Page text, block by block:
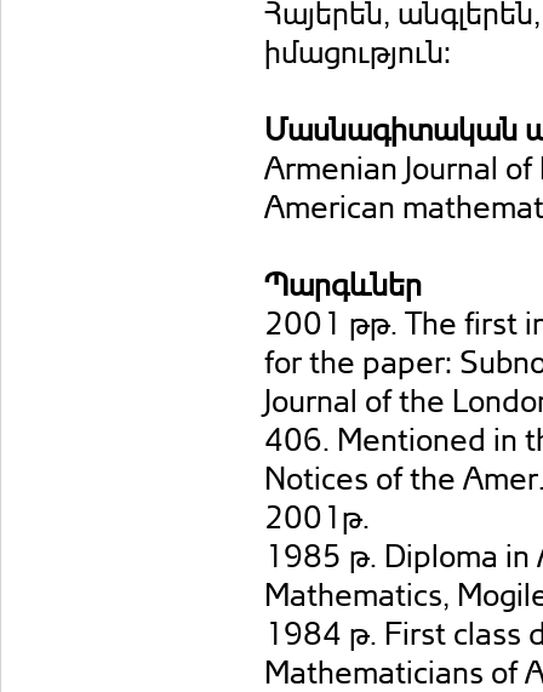
Հայերեն,
իմացություն:
Մասնագիտական
Armenian Journal
American
Պարգևներ
2001 թթ. The first
for the paper:
Journal of the
406. Mentioned in
Notices of the
2001թ.
1985 թ. Diploma in
Mathematics,
1984 թ. First class
Mathematicians of